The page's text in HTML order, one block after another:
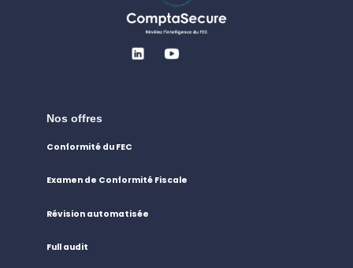
Nos offres
Conformité du FEC
Examen de Conformité Fiscale
Révision automatisée
Full audit